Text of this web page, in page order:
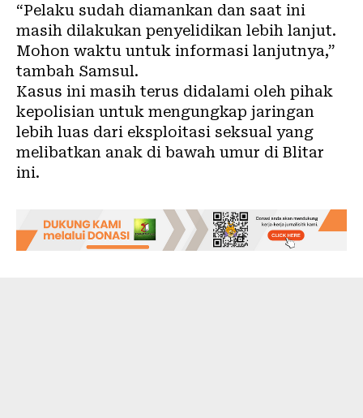
“Pelaku sudah diamankan dan saat ini
masih dilakukan penyelidikan lebih lanjut.
Mohon waktu untuk informasi lanjutnya,”
tambah Samsul.
Kasus ini masih terus didalami oleh pihak
kepolisian untuk mengungkap jaringan
lebih luas dari eksploitasi seksual yang
melibatkan anak di bawah umur di Blitar
ini.